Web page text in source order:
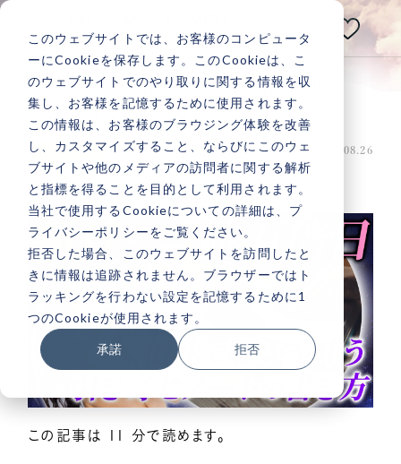
このウェブサイトでは、お客様のコンピュータ
ーにCookieを保存します。このCookieは、こ
のウェブサイトでのやり取りに関する情報を収
集し、お客様を記憶するために使用されます。
この情報は、お客様のブラウジング体験を改善
し、カスタマイズすること、ならびにこのウェ
ブサイトや他のメディアの訪問者に関する解析
と指標を得ることを目的として利用されます。
当社で使用するCookieについての詳細は、プ
ライバシーポリシーをご覧ください。
拒否した場合、このウェブサイトを訪問したと
きに情報は追跡されません。ブラウザーではト
ラッキングを行わない設定を記憶するために1
つのCookieが使用されます。
承諾 拒否
小熊弥生公式メディアサイト
N
あなたの人生は
いつだって変えられる！
記事検索
人気記事一覧
億楽 当たり前ゼロ感謝® 360度許し
新月×一粒万倍日に願いが“倍速で叶
う”引き寄せノートの書き方
金運 投稿日：2025.08.28 最終更新日：2025.08.26
この記事は 11 分で読めます。